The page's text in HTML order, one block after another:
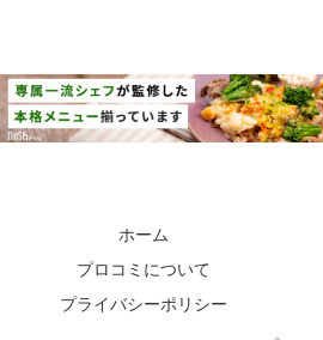
ホーム
プロコミについて
プライバシーポリシー